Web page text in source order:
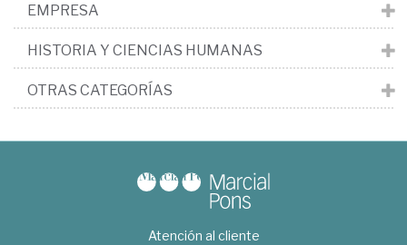
EMPRESA
HISTORIA Y CIENCIAS HUMANAS
OTRAS CATEGORÍAS
Atención al cliente